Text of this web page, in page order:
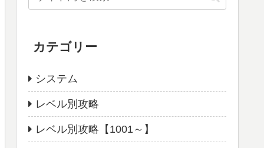
カテゴリー
システム
レベル別攻略
レベル別攻略【1001～】